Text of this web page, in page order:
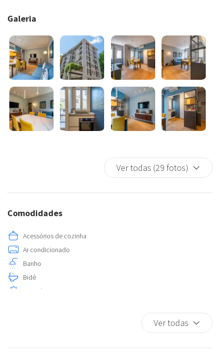
Galeria
Ver todas (29 fotos)
Comodidades
Acessórios de cozinha
Ar condicionado
Banho
Bidê
Cama king size
Elevador
Ver todas